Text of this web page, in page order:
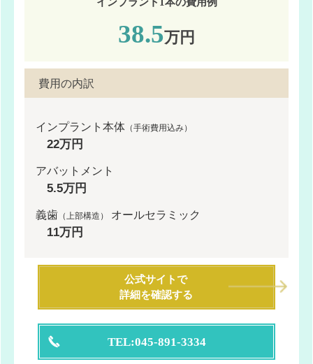
38.5万円
費用の内訳
インプラント本体 （手術費用込み）
22万円
アバットメント
5.5万円
義歯 （上部構造） オールセラミック
11万円
公式サイトで
詳細を確認する
TEL:045-891-3334